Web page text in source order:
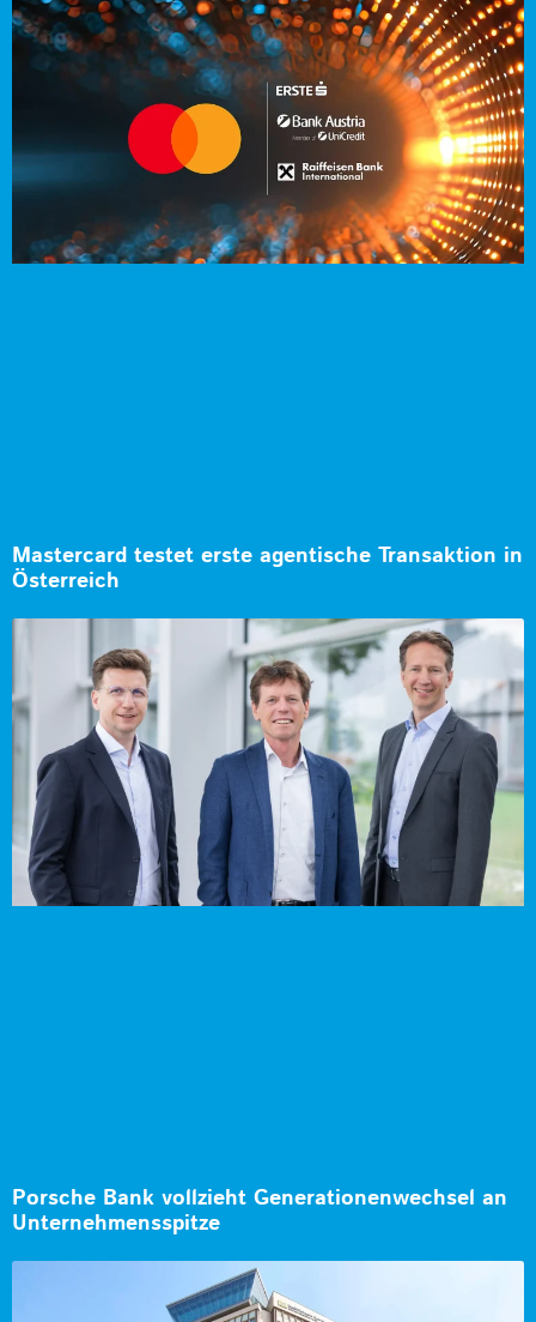
Mastercard testet erste agentische Transaktion in
Österreich
Porsche Bank vollzieht Generationenwechsel an
Unternehmensspitze